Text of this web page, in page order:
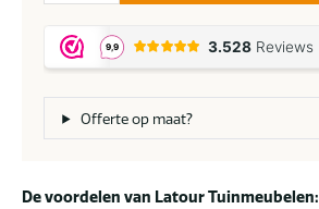
Condor
bijzettafel
Oyster
rond
teak
Ø
Offerte op maat?
De voordelen van Latour Tuinmeubelen: